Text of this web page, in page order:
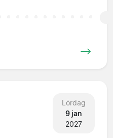
Lördag
9 jan
2027